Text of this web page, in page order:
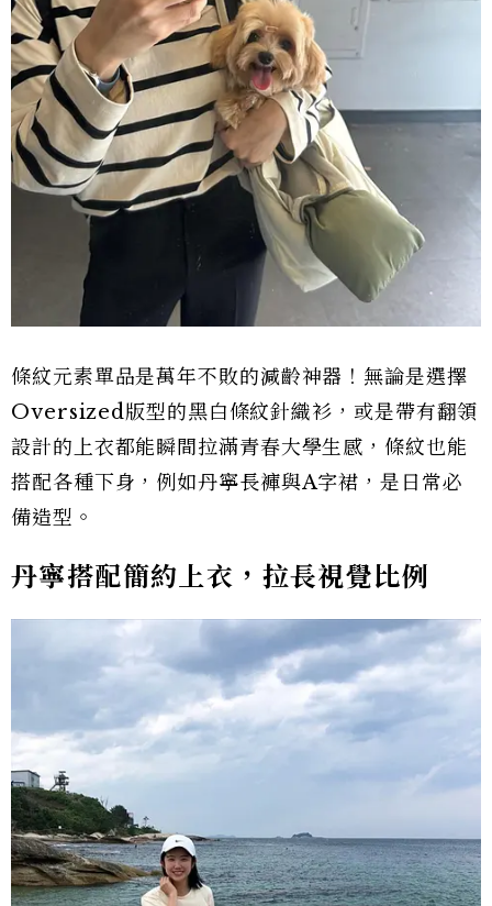
條紋元素單品是萬年不敗的減齡神器！無論是選擇
Oversized版型的黑白條紋針織衫，或是帶有翻領
設計的上衣都能瞬間拉滿青春大學生感，條紋也能
搭配各種下身，例如丹寧長褲與A字裙，是日常必
備造型。
丹寧搭配簡約上衣，拉長視覺比例